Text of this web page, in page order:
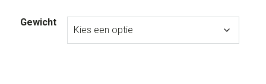
tot
€16,00
Gewicht